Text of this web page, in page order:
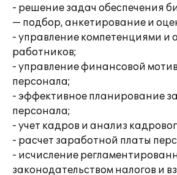
- решение задач обеспечения
— подбор, анкетирование и
- управление компетенциями и
работников;
- управление финансовой
персонала;
- эффективное планирование
персонала;
- учет кадров и анализ
- расчет заработной платы
- исчисление
законодательством налогов и